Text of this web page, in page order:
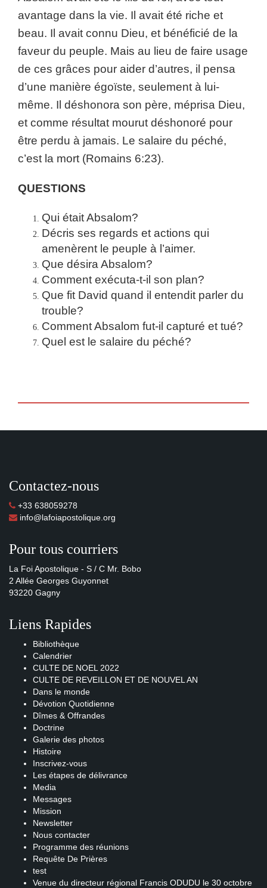
avantage dans la vie. Il avait été riche et
beau. Il avait connu Dieu, et bénéficié de la
faveur du peuple. Mais au lieu de faire usage
de ces grâces pour aider d’autres, il pensa
d’une manière égoïste, seulement à lui-
même. Il déshonora son père, méprisa Dieu,
et comme résultat mourut déshonoré pour
être perdu à jamais. Le salaire du péché,
c’est la mort (Romains 6:23).
QUESTIONS
Qui était Absalom?
Décris ses regards et actions qui
amenèrent le peuple à l’aimer.
Que désira Absalom?
Comment exécuta-t-il son plan?
Que fit David quand il entendit parler du
trouble?
Comment Absalom fut-il capturé et tué?
Quel est le salaire du péché?
Contactez-nous
+33 638059278
info@lafoiapostolique.org
Pour tous courriers
La Foi Apostolique - S / C Mr. Bobo
2 Allée Georges Guyonnet
93220 Gagny
Liens Rapides
Bibliothèque
Calendrier
CULTE DE NOEL 2022
CULTE DE REVEILLON ET DE NOUVEL AN
Dans le monde
Dévotion Quotidienne
Dîmes & Offrandes
Doctrine
Galerie des photos
Histoire
Inscrivez-vous
Les étapes de délivrance
Media
Messages
Mission
Newsletter
Nous contacter
Programme des réunions
Requête De Prières
test
Venue du directeur régional Francis ODUDU le 30 octobre